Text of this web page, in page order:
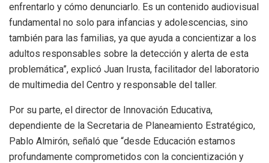
enfrentarlo y cómo denunciarlo. Es un contenido audiovisual
fundamental no solo para infancias y adolescencias, sino
también para las familias, ya que ayuda a concientizar a los
adultos responsables sobre la detección y alerta de esta
problemática”, explicó Juan Irusta, facilitador del laboratorio
de multimedia del Centro y responsable del taller.
Por su parte, el director de Innovación Educativa,
dependiente de la Secretaria de Planeamiento Estratégico,
Pablo Almirón, señaló que “desde Educación estamos
profundamente comprometidos con la concientización y